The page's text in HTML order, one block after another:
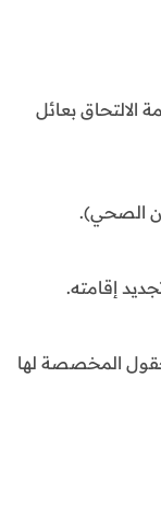
الالتحاق بعائل
الصحي).
إقامته.
المخصصة لها